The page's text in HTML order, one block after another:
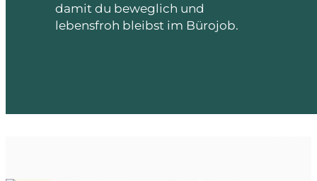
damit du beweglich und
lebensfroh bleibst im Bürojob.